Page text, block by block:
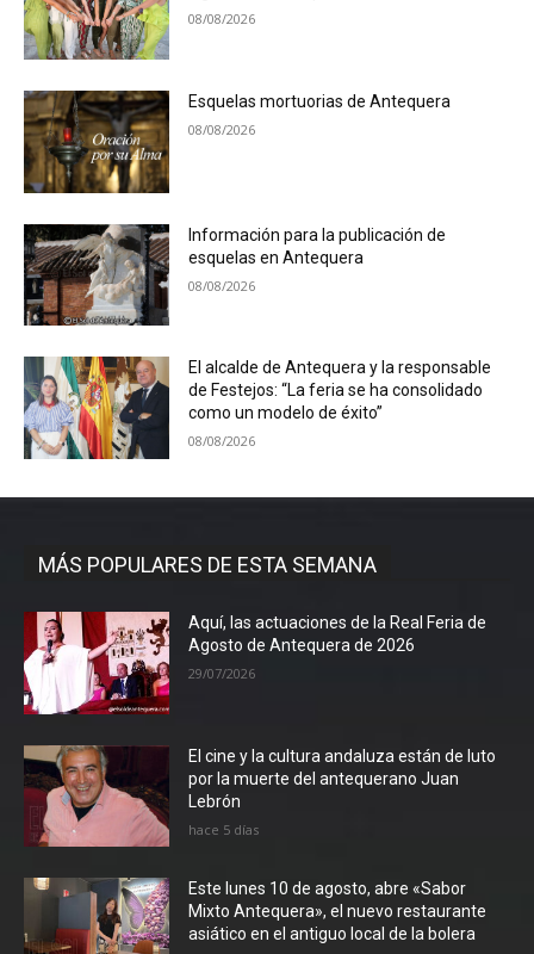
08/08/2026
Esquelas mortuorias de Antequera
08/08/2026
Información para la publicación de
esquelas en Antequera
08/08/2026
El alcalde de Antequera y la responsable
de Festejos: “La feria se ha consolidado
como un modelo de éxito”
08/08/2026
MÁS POPULARES DE ESTA SEMANA
Aquí, las actuaciones de la Real Feria de
Agosto de Antequera de 2026
29/07/2026
El cine y la cultura andaluza están de luto
por la muerte del antequerano Juan
Lebrón
hace 5 días
Este lunes 10 de agosto, abre «Sabor
Mixto Antequera», el nuevo restaurante
asiático en el antiguo local de la bolera